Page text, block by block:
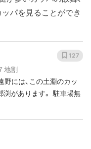
パを見ることができ
地割
野には、この土淵のカッ
渕があります。 駐車場無
127